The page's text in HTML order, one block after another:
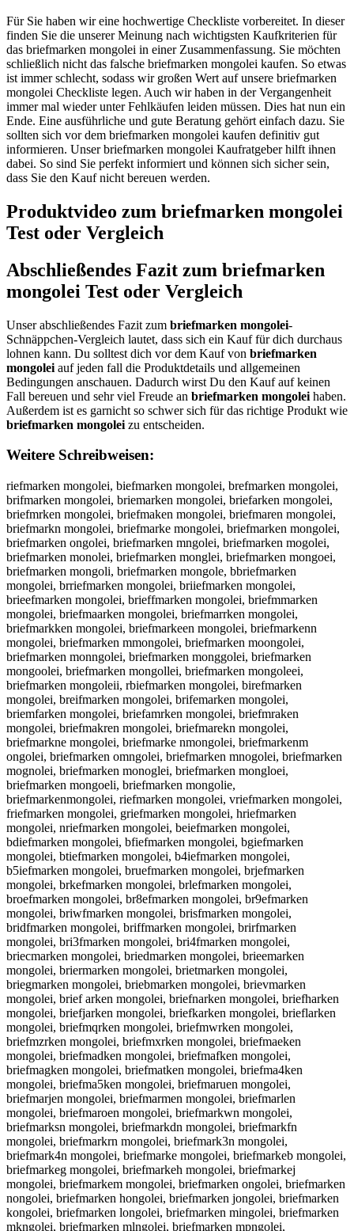
Für Sie haben wir eine hochwertige Checkliste vorbereitet. In dieser
finden Sie die unserer Meinung nach wichtigsten Kaufkriterien für
das briefmarken mongolei in einer Zusammenfassung. Sie möchten
schließlich nicht das falsche briefmarken mongolei kaufen. So etwas
ist immer schlecht, sodass wir großen Wert auf unsere briefmarken
mongolei Checkliste legen. Auch wir haben in der Vergangenheit
immer mal wieder unter Fehlkäufen leiden müssen. Dies hat nun ein
Ende. Eine ausführliche und gute Beratung gehört einfach dazu. Sie
sollten sich vor dem briefmarken mongolei kaufen definitiv gut
informieren. Unser briefmarken mongolei Kaufratgeber hilft ihnen
dabei. So sind Sie perfekt informiert und können sich sicher sein,
dass Sie den Kauf nicht bereuen werden.
Produktvideo zum briefmarken mongolei
Test oder Vergleich
Abschließendes Fazit zum briefmarken
mongolei Test oder Vergleich
Unser abschließendes Fazit zum briefmarken mongolei-
Schnäppchen-Vergleich lautet, dass sich ein Kauf für dich durchaus
lohnen kann. Du solltest dich vor dem Kauf von briefmarken
mongolei auf jeden fall die Produktdetails und allgemeinen
Bedingungen anschauen. Dadurch wirst Du den Kauf auf keinen
Fall bereuen und sehr viel Freude an briefmarken mongolei haben.
Außerdem ist es garnicht so schwer sich für das richtige Produkt wie
briefmarken mongolei zu entscheiden.
Weitere Schreibweisen:
riefmarken mongolei, biefmarken mongolei, brefmarken mongolei,
brifmarken mongolei, briemarken mongolei, briefarken mongolei,
briefmrken mongolei, briefmaken mongolei, briefmaren mongolei,
briefmarkn mongolei, briefmarke mongolei, briefmarken mongolei,
briefmarken ongolei, briefmarken mngolei, briefmarken mogolei,
briefmarken monolei, briefmarken monglei, briefmarken mongoei,
briefmarken mongoli, briefmarken mongole, bbriefmarken
mongolei, brriefmarken mongolei, briiefmarken mongolei,
brieefmarken mongolei, brieffmarken mongolei, briefmmarken
mongolei, briefmaarken mongolei, briefmarrken mongolei,
briefmarkken mongolei, briefmarkeen mongolei, briefmarkenn
mongolei, briefmarken mmongolei, briefmarken moongolei,
briefmarken monngolei, briefmarken monggolei, briefmarken
mongoolei, briefmarken mongollei, briefmarken mongoleei,
briefmarken mongoleii, rbiefmarken mongolei, birefmarken
mongolei, breifmarken mongolei, brifemarken mongolei,
briemfarken mongolei, briefamrken mongolei, briefmraken
mongolei, briefmakren mongolei, briefmarekn mongolei,
briefmarkne mongolei, briefmarke nmongolei, briefmarkenm
ongolei, briefmarken omngolei, briefmarken mnogolei, briefmarken
mognolei, briefmarken monoglei, briefmarken mongloei,
briefmarken mongoeli, briefmarken mongolie,
briefmarkenmongolei, riefmarken mongolei, vriefmarken mongolei,
friefmarken mongolei, griefmarken mongolei, hriefmarken
mongolei, nriefmarken mongolei, beiefmarken mongolei,
bdiefmarken mongolei, bfiefmarken mongolei, bgiefmarken
mongolei, btiefmarken mongolei, b4iefmarken mongolei,
b5iefmarken mongolei, bruefmarken mongolei, brjefmarken
mongolei, brkefmarken mongolei, brlefmarken mongolei,
broefmarken mongolei, br8efmarken mongolei, br9efmarken
mongolei, briwfmarken mongolei, brisfmarken mongolei,
bridfmarken mongolei, briffmarken mongolei, brirfmarken
mongolei, bri3fmarken mongolei, bri4fmarken mongolei,
briecmarken mongolei, briedmarken mongolei, brieemarken
mongolei, briermarken mongolei, brietmarken mongolei,
briegmarken mongolei, briebmarken mongolei, brievmarken
mongolei, brief arken mongolei, briefnarken mongolei, briefharken
mongolei, briefjarken mongolei, briefkarken mongolei, brieflarken
mongolei, briefmqrken mongolei, briefmwrken mongolei,
briefmzrken mongolei, briefmxrken mongolei, briefmaeken
mongolei, briefmadken mongolei, briefmafken mongolei,
briefmagken mongolei, briefmatken mongolei, briefma4ken
mongolei, briefma5ken mongolei, briefmaruen mongolei,
briefmarjen mongolei, briefmarmen mongolei, briefmarlen
mongolei, briefmaroen mongolei, briefmarkwn mongolei,
briefmarksn mongolei, briefmarkdn mongolei, briefmarkfn
mongolei, briefmarkrn mongolei, briefmark3n mongolei,
briefmark4n mongolei, briefmarke mongolei, briefmarkeb mongolei,
briefmarkeg mongolei, briefmarkeh mongolei, briefmarkej
mongolei, briefmarkem mongolei, briefmarken ongolei, briefmarken
nongolei, briefmarken hongolei, briefmarken jongolei, briefmarken
kongolei, briefmarken longolei, briefmarken mingolei, briefmarken
mkngolei, briefmarken mlngolei, briefmarken mpngolei,